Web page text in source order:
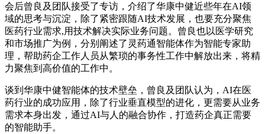
会后曾良及团队接受了专访，介绍了华康中健近些年在AI领
域的思考与沉淀，除了紧密跟随AI技术发展，也要充分聚焦
医药行业需求,用技术解决实际业务问题。曾良也以医学研究
和市场推广为例，分别阐述了灵药通智能体作为智能专家助
理，帮助药企工作人员从繁琐的事务性工作中解放出来，将精
力聚焦到高价值的工作中。
谈到华康中健智能体的技术壁垒，曾良及团队认为，AI在医
药行业的成功应用，除了行业垂直模型的进化，更需要从业务
需求本身出发，通过AI与人的融合协作，打造药企真正需要
的智能助手。